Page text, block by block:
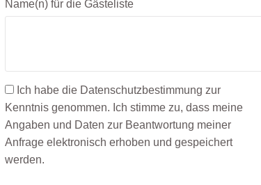
Name(n) für die Gästeliste
Ich habe die Datenschutzbestimmung zur
Kenntnis genommen. Ich stimme zu, dass meine
Angaben und Daten zur Beantwortung meiner
Anfrage elektronisch erhoben und gespeichert
werden.